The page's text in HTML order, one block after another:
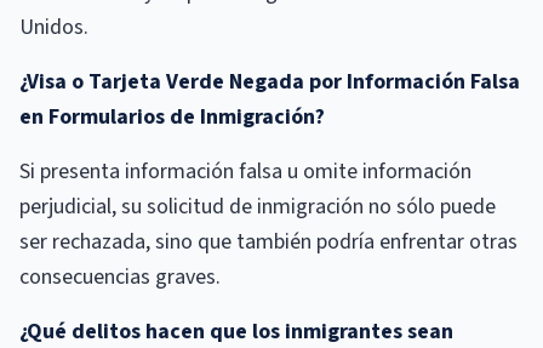
Unidos.
¿Visa o Tarjeta Verde Negada por Información Falsa
en Formularios de Inmigración?
Si presenta información falsa u omite información
perjudicial, su solicitud de inmigración no sólo puede
ser rechazada, sino que también podría enfrentar otras
consecuencias graves.
¿Qué delitos hacen que los inmigrantes sean